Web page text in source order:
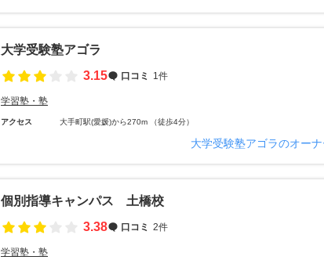
大学受験塾アゴラ
3.15
口コミ 1件
学習塾・塾
アクセス 大手町駅(愛媛)から270m （徒歩4分）
大学受験塾アゴラのオー
個別指導キャンパス 土橋校
3.38
口コミ 2件
学習塾・塾